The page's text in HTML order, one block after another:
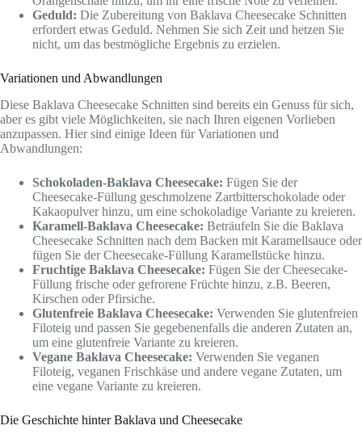
Geduld: Die Zubereitung von Baklava Cheesecake Schnitten
erfordert etwas Geduld. Nehmen Sie sich Zeit und hetzen Sie
nicht, um das bestmögliche Ergebnis zu erzielen.
Variationen und Abwandlungen
Diese Baklava Cheesecake Schnitten sind bereits ein Genuss für sich,
aber es gibt viele Möglichkeiten, sie nach Ihren eigenen Vorlieben
anzupassen. Hier sind einige Ideen für Variationen und
Abwandlungen:
Schokoladen-Baklava Cheesecake: Fügen Sie der
Cheesecake-Füllung geschmolzene Zartbitterschokolade oder
Kakaopulver hinzu, um eine schokoladige Variante zu kreieren.
Karamell-Baklava Cheesecake: Beträufeln Sie die Baklava
Cheesecake Schnitten nach dem Backen mit Karamellsauce oder
fügen Sie der Cheesecake-Füllung Karamellstücke hinzu.
Fruchtige Baklava Cheesecake: Fügen Sie der Cheesecake-
Füllung frische oder gefrorene Früchte hinzu, z.B. Beeren,
Kirschen oder Pfirsiche.
Glutenfreie Baklava Cheesecake: Verwenden Sie glutenfreien
Filoteig und passen Sie gegebenenfalls die anderen Zutaten an,
um eine glutenfreie Variante zu kreieren.
Vegane Baklava Cheesecake: Verwenden Sie veganen
Filoteig, veganen Frischkäse und andere vegane Zutaten, um
eine vegane Variante zu kreieren.
Die Geschichte hinter Baklava und Cheesecake